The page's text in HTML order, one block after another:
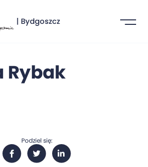
| Bydgoszcz
Rybak
Podziel się: